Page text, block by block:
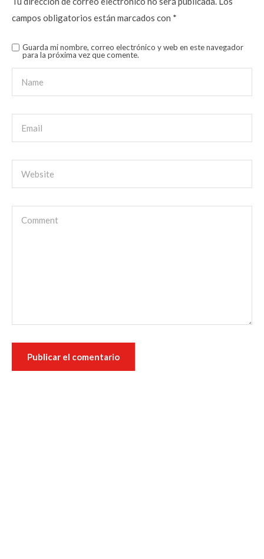
campos obligatorios están marcados con *
Guarda mi nombre, correo electrónico y web en este navegador
para la próxima vez que comente.